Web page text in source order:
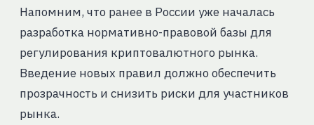
Напомним, что ранее в России уже началась
разработка нормативно-правовой базы для
регулирования криптовалютного рынка.
Введение новых правил должно обеспечить
прозрачность и снизить риски для участников
рынка.